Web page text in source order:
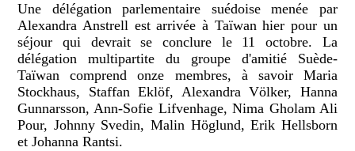
Une délégation parlementaire suédoise menée par
Alexandra Anstrell est arrivée à Taïwan hier pour un
séjour qui devrait se conclure le 11 octobre. La
délégation multipartite du groupe d'amitié Suède-
Taïwan comprend onze membres, à savoir Maria
Stockhaus, Staffan Eklöf, Alexandra Völker, Hanna
Gunnarsson, Ann-Sofie Lifvenhage, Nima Gholam Ali
Pour, Johnny Svedin, Malin Höglund, Erik Hellsborn
et Johanna Rantsi.